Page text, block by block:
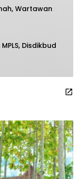
Wartawan